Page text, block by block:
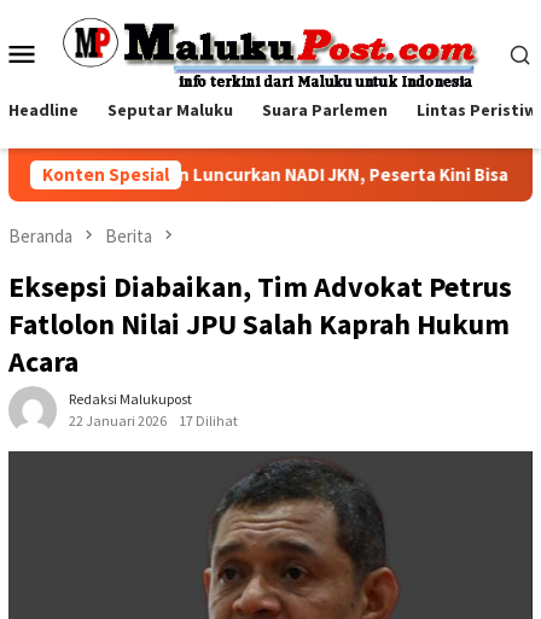
konten
Menu
Headline Seputar Maluku Suara Parlemen Lintas
Konten Spesial
BPJS Kesehatan Luncurkan NADI JKN, Peserta Kini Bisa
Beranda Berita
Eksepsi Diabaikan, Tim Advokat Petrus
Fatlolon Nilai JPU Salah Kaprah Hukum
Acara
Redaksi Malukupost
22 Januari 2026
17 Dilihat